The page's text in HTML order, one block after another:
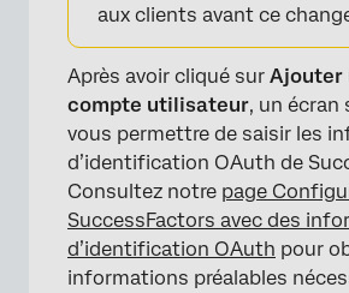
aux clients avant ce
Après avoir cliqué sur Ajouter
compte utilisateur, un écran
vous permettre de saisir les
d’identification OAuth de
Consultez notre page
SuccessFactors avec des
d’identification OAuth pour
informations préalables